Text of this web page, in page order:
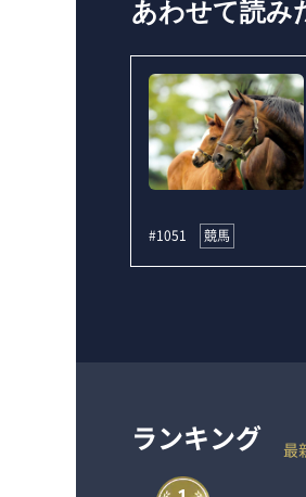
あわせて読み
#1051 競馬
ランキング 最